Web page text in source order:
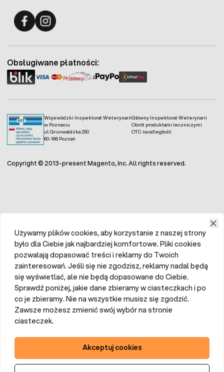
Wojewódzki Inspektorat Weterynarii
w Poznaniu
ul. Grunwaldzka 250
60-166 Poznań
Główny Inspektorat Weterynarii
Obrót produktami leczniczymi
OTC na odległość
Obsługiwane płatności:
Copyright © 2013-present Magento, Inc. All rights reserved.
Używamy plików cookies, aby korzystanie z naszej strony
było dla Ciebie jak najbardziej komfortowe. Pliki cookies
pozwalają dopasować treści i reklamy do Twoich
zainteresowań. Jeśli się nie zgodzisz, reklamy nadal będą
się wyświetlać, ale nie będą dopasowane do Ciebie.
Sprawdź poniżej, jakie dane zbieramy w ciasteczkach i po
co je zbieramy. Nie na wszystkie musisz się zgodzić.
Zawsze możesz zmienić swój wybór na stronie
ciasteczek.
Akceptuj cookies